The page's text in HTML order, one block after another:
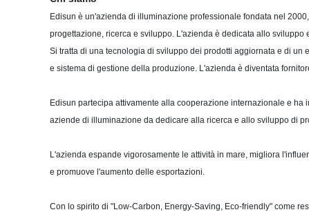
Edisun è un'azienda di illuminazione professionale fondata nel
progettazione, ricerca e sviluppo. L'azienda è dedicata allo
Si tratta di una tecnologia di sviluppo dei prodotti aggiornata e di
e sistema di gestione della produzione. L'azienda è diventata
Edisun partecipa attivamente alla cooperazione internazionale e
aziende di illuminazione da dedicare alla ricerca e allo sviluppo di
L'azienda espande vigorosamente le attività in mare, migliora
e promuove l'aumento delle esportazioni.
Con lo spirito di "Low-Carbon, Energy-Saving, Eco-friendly" come